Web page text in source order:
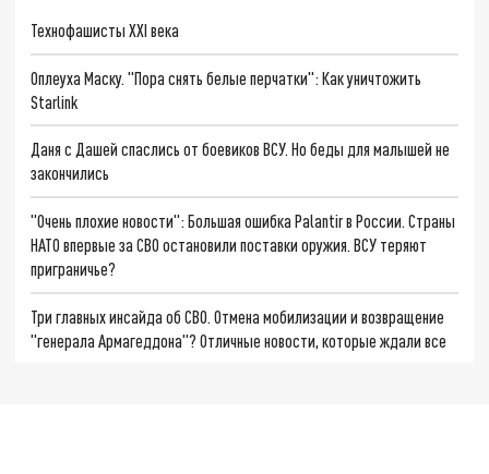
Технофашисты XXI века
Оплеуха Маску. "Пора снять белые перчатки": Как уничтожить
Starlink
Даня с Дашей спаслись от боевиков ВСУ. Но беды для малышей не
закончились
"Очень плохие новости": Большая ошибка Palantir в России. Страны
НАТО впервые за СВО остановили поставки оружия. ВСУ теряют
приграничье?
Три главных инсайда об СВО. Отмена мобилизации и возвращение
"генерала Армагеддона"? Отличные новости, которые ждали все